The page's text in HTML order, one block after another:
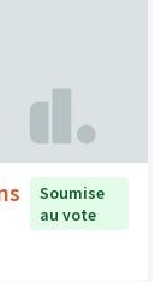
Soumise
au vote